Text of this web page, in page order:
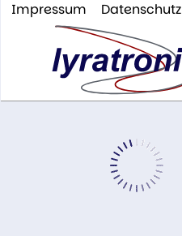
Impressum Datenschutz